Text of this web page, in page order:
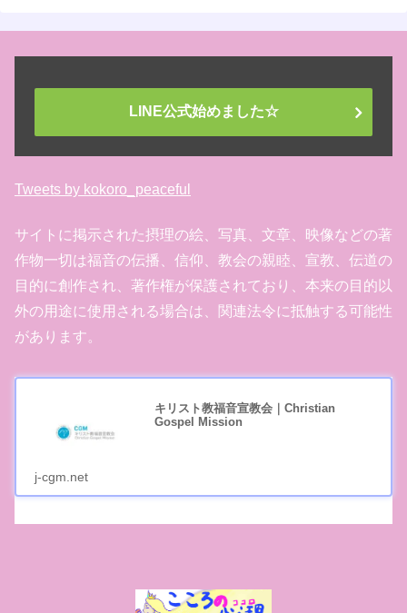
LINE公式始めました☆
Tweets by kokoro_peaceful
サイトに掲示された摂理の絵、写真、文章、映像などの著
作物一切は福音の伝播、信仰、教会の親睦、宣教、伝道の
目的に創作され、著作権が保護されており、本来の目的以
外の用途に使用される場合は、関連法令に抵触する可能性
があります。
キリスト教福音宣教会｜Christian
Gospel Mission
j-cgm.net